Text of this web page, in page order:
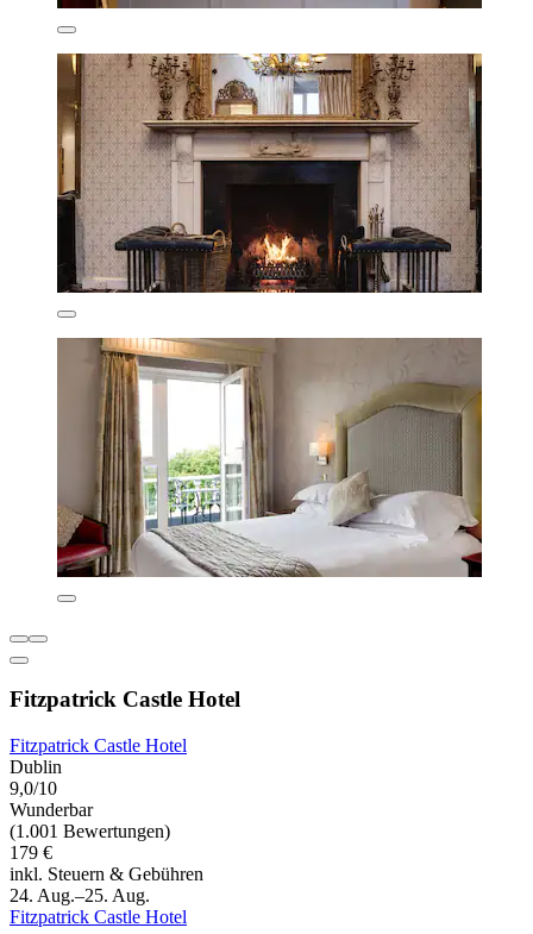
Fitzpatrick Castle Hotel
Fitzpatrick Castle Hotel
Dublin
9,0/10
Wunderbar
(1.001 Bewertungen)
179 €
inkl. Steuern & Gebühren
24. Aug.–25. Aug.
Fitzpatrick Castle Hotel